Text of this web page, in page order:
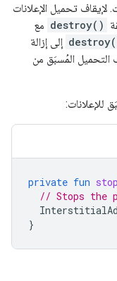
تحميل الإعلانات
مع
إلى إزالة
المُسبَق من
private fun
// Stops